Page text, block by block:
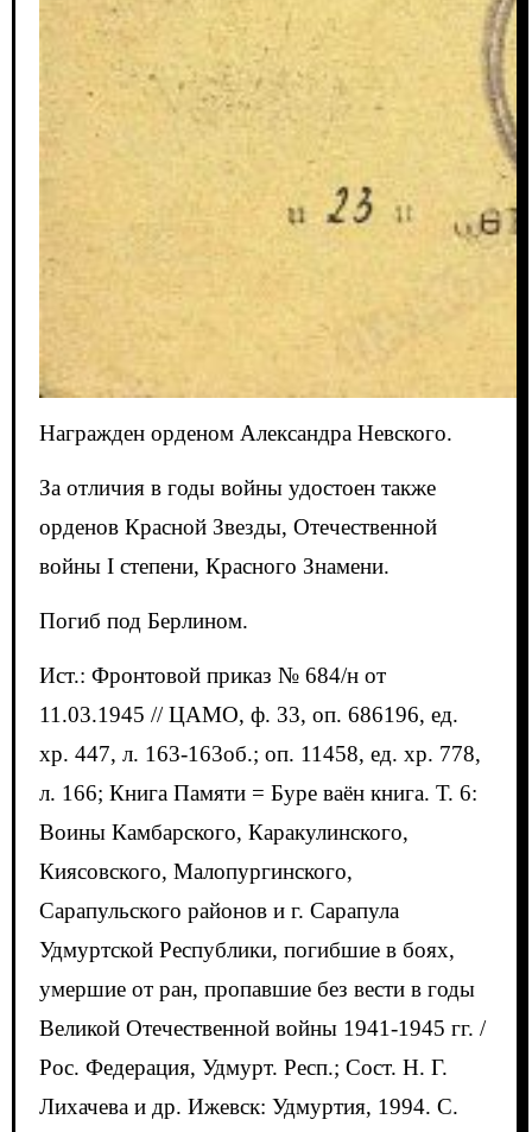
Награжден орденом Александра Невского.
За отличия в годы войны удостоен также
орденов Красной Звезды, Отечественной
войны I степени, Красного Знамени.
Погиб под Берлином.
Ист.: Фронтовой приказ № 684/н от
11.03.1945 // ЦАМО, ф. 33, оп. 686196, ед.
хр. 447, л. 163-163об.; оп. 11458, ед. хр. 778,
л. 166; Книга Памяти = Буре ваëн книга. Т. 6:
Воины Камбарского, Каракулинского,
Киясовского, Малопургинского,
Сарапульского районов и г. Сарапула
Удмуртской Республики, погибшие в боях,
умершие от ран, пропавшие без вести в годы
Великой Отечественной войны 1941-1945 гг. /
Рос. Федерация, Удмурт. Респ.; Сост. Н. Г.
Лихачева и др. Ижевск: Удмуртия, 1994. С.